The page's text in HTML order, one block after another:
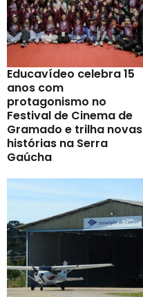
Educavídeo celebra 15
anos com
protagonismo no
Festival de Cinema de
Gramado e trilha novas
histórias na Serra
Gaúcha